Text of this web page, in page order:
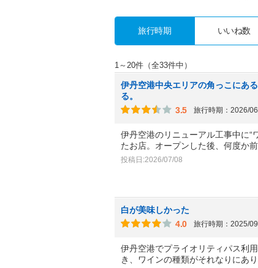
旅行時期 いいね数
1～20件（全33件中）
伊丹空港中央エリアの角っこにあ
る。
3.5
旅行時期：2026/06
伊丹空港のリニューアル工事中に“
たお店。オープンした後、何度か
投稿日:2026/07/08
白が美味しかった
4.0
旅行時期：2025/09
伊丹空港でプライオリティパス利
き、ワインの種類がそれなりにあ